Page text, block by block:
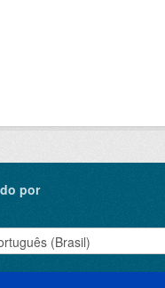
por